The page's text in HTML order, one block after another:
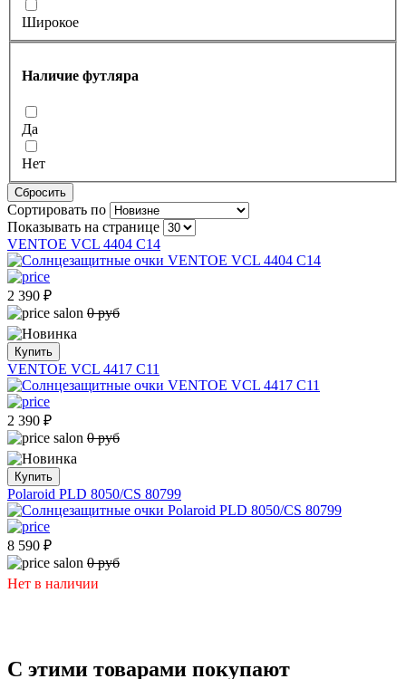
Широкое
Наличие футляра
Да
Нет
Сбросить
Сортировать по
Показывать на странице
VENTOE VCL 4404 C14
2 390 ₽
0 руб
Купить
VENTOE VCL 4417 C11
2 390 ₽
0 руб
Купить
Polaroid PLD 8050/CS 80799
8 590 ₽
0 руб
Нет в наличии
С этими товарами покупают